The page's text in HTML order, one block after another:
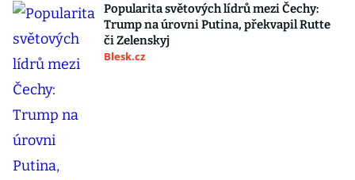
Popularita světových lídrů mezi Čechy:
Trump na úrovni Putina, překvapil Rutte
či Zelenskyj
Blesk.cz